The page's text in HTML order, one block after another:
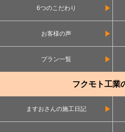
6つのこだわり
お客様の声
プラン一覧
フクモト工業
ますおさんの施工日記